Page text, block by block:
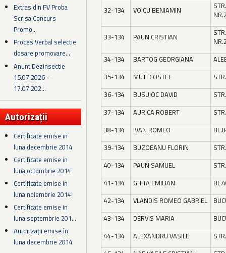
Extras din PV Proba
Scrisa Concurs
Promo...
Proces Verbal selectie
dosare promovare...
Anunt Dezinsectie
15.07.2026 -
17.07.202...
Autorizații
Certificate emise in
luna decembrie 2014
Certificate emise in
luna octombrie 2014
Certificate emise in
luna noiembrie 2014
Certificate emise in
luna septembrie 201...
Autorizații emise în
luna decembrie 2014
32-134 VOICU BENIAMIN
33-134 PAUN CRISTIAN
34-134
BARTOG GEORGIANA
35-134
MUTI COSTEL
36-134
BUSUIOC DAVID
37-134
AURICA ROBERT
38-134
IVAN ROMEO
39-134
BUZOEANU FLORIN
40-134
PAUN SAMUEL
41-134
GHITA EMILIAN
42-134
VLANDIS ROMEO GABRIEL
43-134
DERVIS MARIA
44-134
ALEXANDRU VASILE